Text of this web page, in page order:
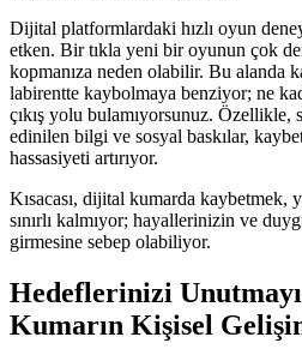
Dijital platformlardaki hızlı oyun
etken. Bir tıkla yeni bir oyunun çok
kopmanıza neden olabilir. Bu alanda
labirentte kaybolmaya benziyor; ne
çıkış yolu bulamıyorsunuz. Özellikle,
edinilen bilgi ve sosyal baskılar,
hassasiyeti artırıyor.
Kısacası, dijital kumarda kaybetmek,
sınırlı kalmıyor; hayallerinizin ve
girmesine sebep olabiliyor.
Hedeflerinizi
Kumarın Kişisel